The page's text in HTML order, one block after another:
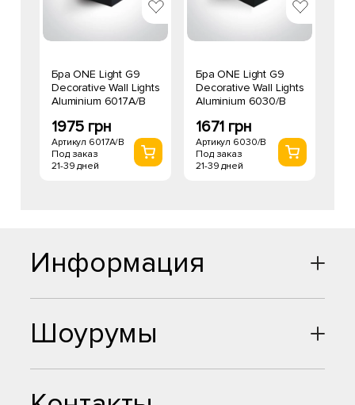
Бра ONE Light G9
Decorative Wall Lights
Aluminium 6017A/B
1975 грн
Артикул 6017A/B
Под заказ
21-39 дней
Бра ONE Light G9
Decorative Wall Lights
Aluminium 6030/B
1671 грн
Артикул 6030/B
Под заказ
21-39 дней
Шоурумы
Информация